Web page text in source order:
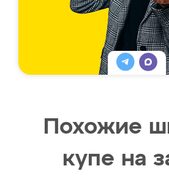
Похожие
купе на